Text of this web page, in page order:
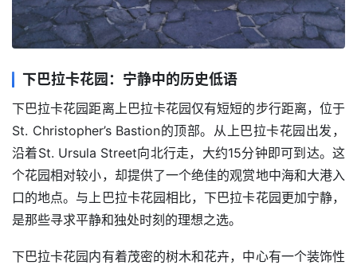
下巴拉卡花园：宁静中的历史低语
下巴拉卡花园距离上巴拉卡花园仅有短短的步行距离，位于
St. Christopher’s Bastion的顶部。从上巴拉卡花园出发，
沿着St. Ursula Street向北行走，大约15分钟即可到达。这
个花园相对较小，却提供了一个绝佳的观赏地中海和大港入
口的地点。与上巴拉卡花园相比，下巴拉卡花园更加宁静，
是那些寻求平静和独处时刻的理想之选。
下巴拉卡花园内有着茂密的树木和花卉，中心有一个装饰性